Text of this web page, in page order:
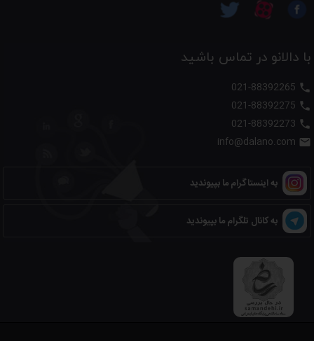
با دالانو در تماس باشید




به اینستاگرام ما بپیوندید
به کانال تلگرام ما بپیوندید